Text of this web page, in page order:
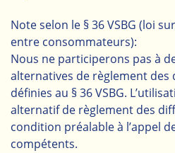
Note selon le § 36 VSBG (loi
entre consommateurs):
Nous ne participerons pas à
alternatives de règlement des
définies au § 36 VSBG.
alternatif de règlement des
condition préalable à l’appel
compétents.